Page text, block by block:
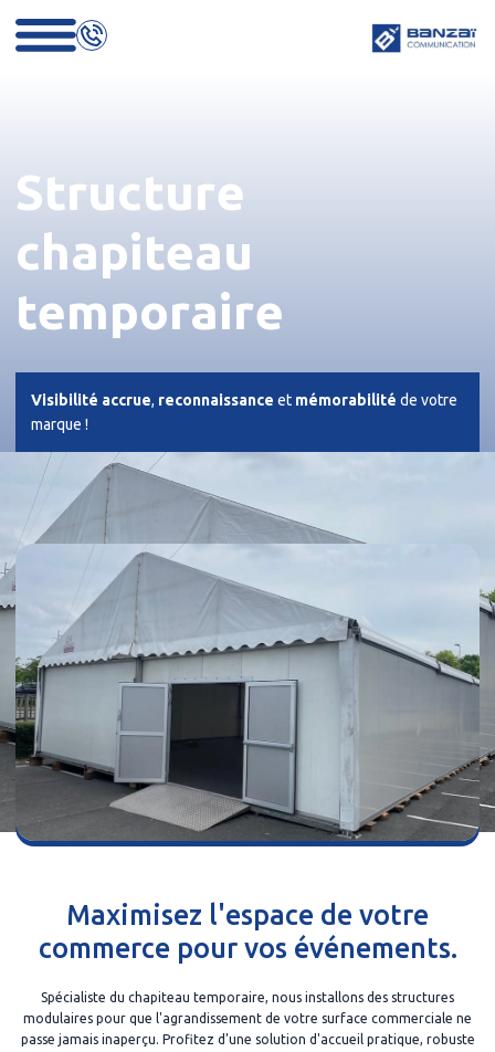
Structure
chapiteau
temporaire
Visibilité accrue, reconnaissance et mémorabilité de votre
marque !
Maximisez l'espace de votre
commerce pour vos événements.
Spécialiste du chapiteau temporaire, nous installons des structures
modulaires pour que l'agrandissement de votre surface commerciale ne
passe jamais inaperçu. Profitez d'une solution d'accueil pratique, robuste